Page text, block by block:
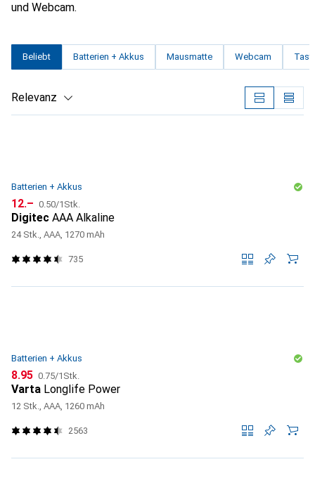
und Webcam.
Beliebt Batterien + Akkus Mausmatte Webcam
Relevanz
Batterien + Akkus
CHF
12.– CHF
0.50/1Stk.
Digitec AAA Alkaline
24 Stk., AAA, 1270 mAh
735
Batterien + Akkus
CHF
8.95 CHF
0.75/1Stk.
Varta Longlife Power
12 Stk., AAA, 1260 mAh
2563